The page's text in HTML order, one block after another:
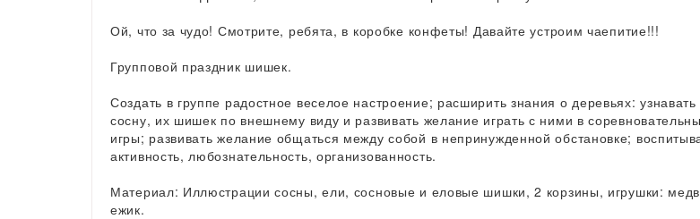
Ой, что за чудо! Смотрите, ребята, в коробке конфеты! Давайте устроим чаепитие!!!
Групповой праздник шишек.
Создать в группе радостное веселое настроение; расширить знания о деревьях: узнавать
сосну, их шишек по внешнему виду и развивать желание играть с ними в
игры; развивать желание общаться между собой в непринужденной обстановке;
активность, любознательность, организованность.
Материал: Иллюстрации сосны, ели, сосновые и еловые шишки, 2 корзины, игрушки:
ежик.